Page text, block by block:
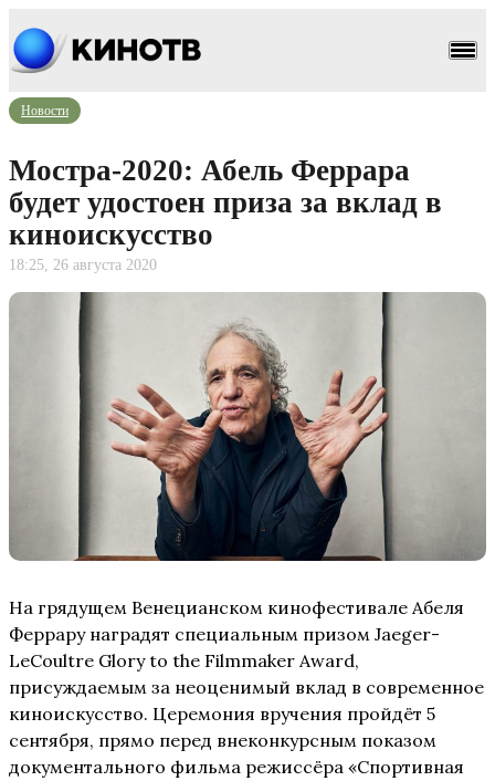
Новости
Мостра-2020: Абель Феррара
будет удостоен приза за вклад в
киноискусство
18:25, 26 августа 2020
На грядущем Венецианском кинофестивале Абеля
Феррару наградят специальным призом Jaeger-
LeCoultre Glory to the Filmmaker Award,
присуждаемым за неоценимый вклад в современное
киноискусство. Церемония вручения пройдёт 5
сентября, прямо перед внеконкурсным показом
документального фильма режиссёра «Спортивная